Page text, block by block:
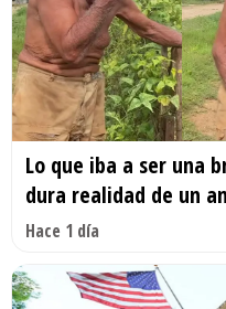
Lo que iba a ser una
dura realidad de un
Hace 1 día